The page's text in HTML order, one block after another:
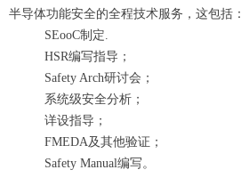
半导体功能安全的全程技术服务，这包括：
SEooC制定.
HSR编写指导 ；
Safety Arch研讨会 ；
系统级安全分析 ；
详设指导 ；
FMEDA及其他验证 ；
Safety Manual编写。